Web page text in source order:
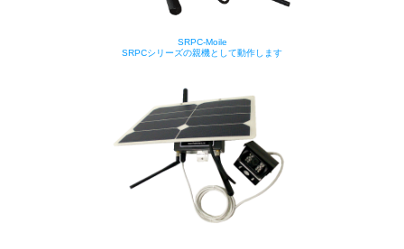
SRPC-Moile
SRPCシリーズの親機として動作します